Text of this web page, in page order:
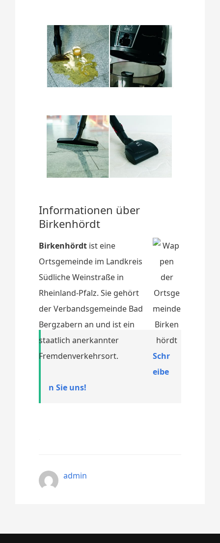
Informationen über
Birkenhördt
Birkenhördt ist eine
Ortsgemeinde im Landkreis
Südliche Weinstraße in
Rheinland-Pfalz. Sie gehört
der Verbandsgemeinde Bad
Bergzabern an und ist ein
staatlich anerkannter
Fremdenverkehrsort.
Schr
eibe
n Sie uns!
admin